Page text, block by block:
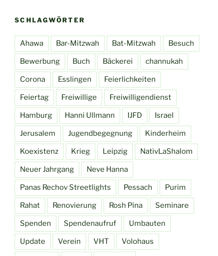
SCHLAGWÖRTER
Ahawa Bar-Mitzwah Bat-Mitzwah Besuch
Bewerbung Buch Bäckerei channukah
Corona Esslingen Feierlichkeiten
Feiertag Freiwillige Freiwilligendienst
Hamburg Hanni Ullmann IJFD Israel
Jerusalem Jugendbegegnung Kinderheim
Koexistenz Krieg Leipzig NativLaShalom
Neuer Jahrgang Neve Hanna
Panas Rechov Streetlights Pessach Purim
Rahat Renovierung Rosh Pina Seminare
Spenden Spendenaufruf Umbauten
Update Verein VHT Volohaus